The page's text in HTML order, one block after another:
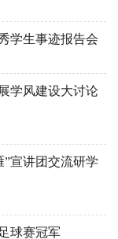
学生事迹报告会
学风建设大讨论
宣讲团交流研学
球赛冠军